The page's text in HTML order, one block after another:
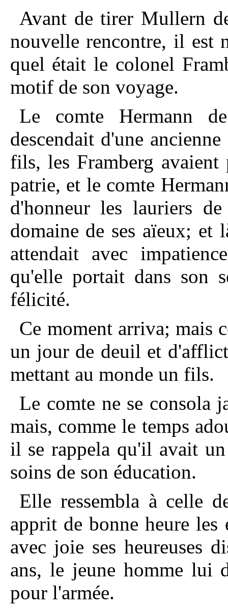
Avant de tirer Mullern
nouvelle rencontre, il est
quel était le colonel
motif de son voyage.
Le comte Hermann
descendait d'une
fils, les Framberg avaient
patrie, et le comte
d'honneur les lauriers
domaine de ses aïeux; et
attendait avec
qu'elle portait dans son
félicité.
Ce moment arriva; mais
un jour de deuil et
mettant au monde un fils.
Le comte ne se consola
mais, comme le temps
il se rappela qu'il avait
soins de son éducation.
Elle ressembla à celle
apprit de bonne heure
avec joie ses heureuses
ans, le jeune homme lui
pour l'armée.